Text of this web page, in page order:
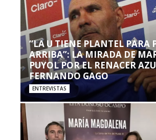
“LA U TIENE PLANTEL PARA
ARRIBA”: LA MIRADA DE
PUYOL POR EL RENACER
FERNANDO GAGO
ENTREVISTAS